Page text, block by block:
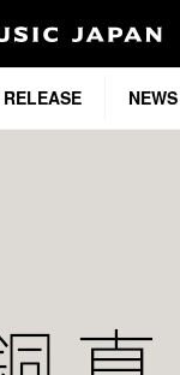
RELEASE NEWS